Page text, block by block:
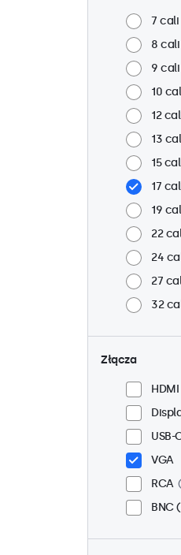
7 cali
8 cali
9 cali
10
12
13
15
17
19
22
24
27
32
Złącza
HDMI
USB-
VGA
RCA
BNC